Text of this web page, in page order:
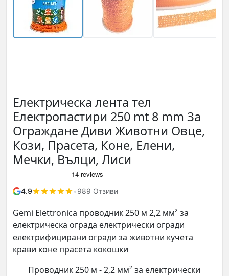
Електрическа лента тел
Електропастири 250 mt 8 mm За
Ограждане Диви Животни Овце,
Кози, Прасета, Коне, Елени,
Мечки, Вълци, Лиси
4.9 •989 Отзиви
Gemi Elettronica проводник 250 м 2,2 мм² за
електрическа ограда електрически огради
електрифицирани огради за животни кучета
крави коне прасета кокошки
Проводник 250 м - 2,2 мм² за електрически